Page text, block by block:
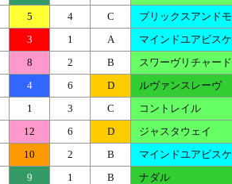
5 4 C ブリックスアンドモ
3 1 A マインドユアビスケ
8 2 B スワーヴリチャード
4 6 D ルヴァンスレーヴ
1 3 C コントレイル
12 6 D ジャスタウェイ
10 2 B マインドユアビスケ
9 1 B ナダル